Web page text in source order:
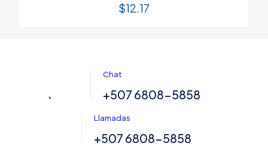
$12.17
Chat
+507 6808-5858
Llamadas
+507 6808-5858